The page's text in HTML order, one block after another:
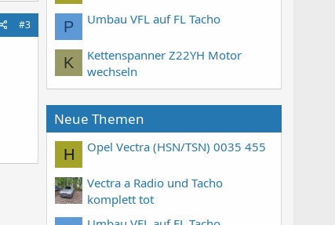
#3 P Umbau VFL auf FL Tacho
K
Kettenspanner Z22YH Motor
wechseln
Neue Themen
H Opel Vectra (HSN/TSN) 0035 455
Vectra a Radio und Tacho
komplett tot